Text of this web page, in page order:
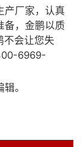
厂家，认真
备，金鹏以质
不会让您失
6969-
。